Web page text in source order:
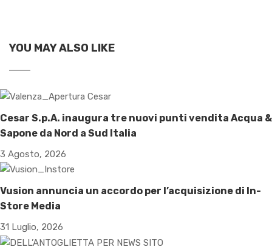
YOU MAY ALSO LIKE
Cesar S.p.A. inaugura tre nuovi punti vendita Acqua &
Sapone da Nord a Sud Italia
3 Agosto, 2026
Vusion annuncia un accordo per l’acquisizione di In-
Store Media
31 Luglio, 2026